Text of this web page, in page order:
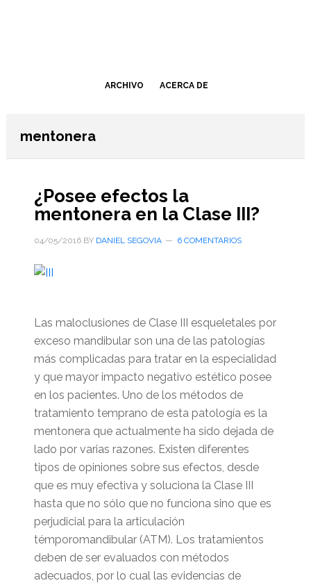
ARCHIVO ACERCA DE
mentonera
¿Posee efectos la
mentonera en la Clase III?
04/05/2016BY DANIEL SEGOVIA 6 COMENTARIOS
Las maloclusiones de Clase III esqueletales por
exceso mandibular son una de las patologías
más complicadas para tratar en la especialidad
y que mayor impacto negativo estético posee
en los pacientes. Uno de los métodos de
tratamiento temprano de esta patología es la
mentonera que actualmente ha sido dejada de
lado por varias razones. Existen diferentes
tipos de opiniones sobre sus efectos, desde
que es muy efectiva y soluciona la Clase III
hasta que no sólo que no funciona sino que es
perjudicial para la articulación
témporomandibular (ATM). Los tratamientos
deben de ser evaluados con métodos
adecuados, por lo cual las evidencias de